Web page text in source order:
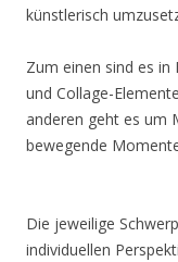
künstlerisch
Zum einen sind es
und Collage-
anderen geht es um
bewegende
Die jeweilige
individuellen